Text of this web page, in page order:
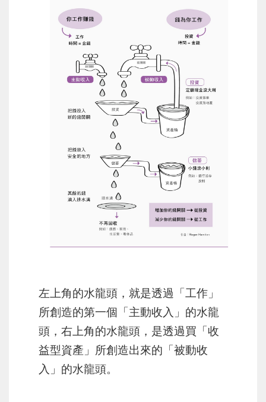
左上角的水龍頭，就是透過「工作」
所創造的第一個「主動收入」的水龍
頭，右上角的水龍頭，是透過買「收
益型資產」所創造出來的「被動收
入」的水龍頭。